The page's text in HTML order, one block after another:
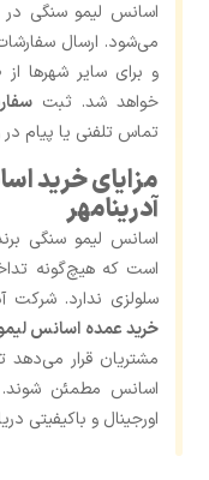
می‌شود. ارسال
و برای سایر شهرها
خواهد شد. ثبت
تماس تلفنی یا پیام
مزایای خرید
آدرینامهر
است که هیچ‌گونه
سلولزی ندارد. شرکت
خرید عمده اسانس
مشتریان قرار می‌دهد
اسانس مطمئن شوند.
اورجینال و باکیفیتی